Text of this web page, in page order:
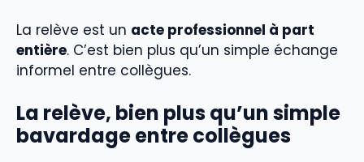
La relève est un acte professionnel à part
entière. C’est bien plus qu’un simple échange
informel entre collègues.
La relève, bien plus qu’un simple
bavardage entre collègues